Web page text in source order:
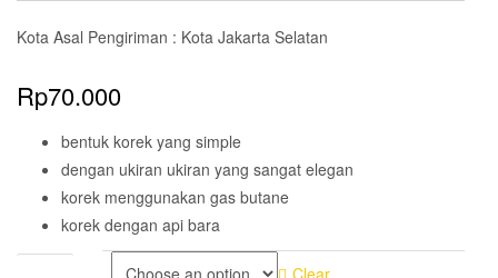
Kota Asal Pengiriman : Kota Jakarta Selatan
Rp70.000
bentuk korek yang simple
dengan ukiran ukiran yang sangat elegan
korek menggunakan gas butane
korek dengan api bara